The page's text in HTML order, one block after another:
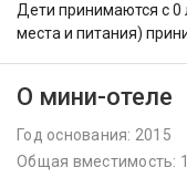
Дети принимаются с 0
места и питания)
О мини-отеле
Год основания: 2015
Общая вместимость: